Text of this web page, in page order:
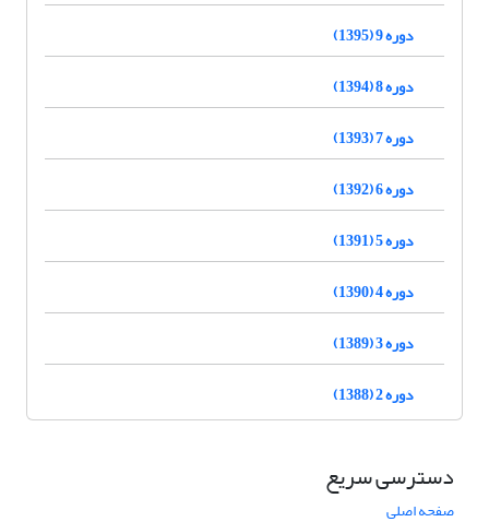
دوره 9 (1395)
دوره 8 (1394)
دوره 7 (1393)
دوره 6 (1392)
دوره 5 (1391)
دوره 4 (1390)
دوره 3 (1389)
دوره 2 (1388)
دسترسی سریع
صفحه اصلی